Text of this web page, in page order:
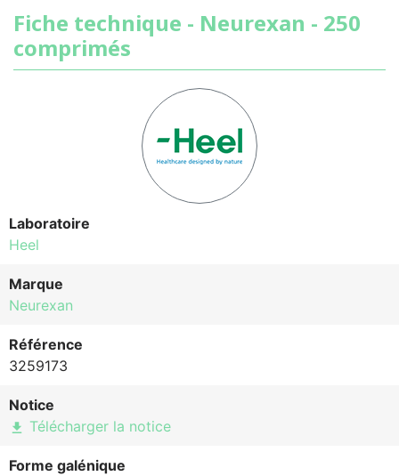
Fiche technique - Neurexan - 250
comprimés
Laboratoire
Heel
Marque
Neurexan
Référence
3259173
Notice
file_download Télécharger la notice
Forme galénique